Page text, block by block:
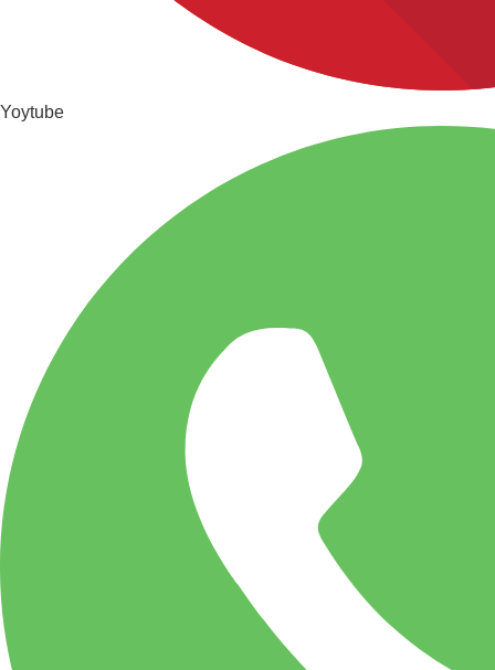
Yoytube